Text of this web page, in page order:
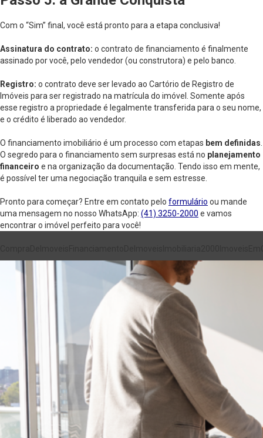
Com o “Sim” final, você está pronto para a etapa conclusiva!
Assinatura do contrato: o contrato de financiamento é finalmente
assinado por você, pelo vendedor (ou construtora) e pelo banco.
Registro: o contrato deve ser levado ao Cartório de Registro de
Imóveis para ser registrado na matrícula do imóvel. Somente após
esse registro a propriedade é legalmente transferida para o seu nome,
e o crédito é liberado ao vendedor.
O financiamento imobiliário é um processo com etapas bem definidas
O segredo para o financiamento sem surpresas está no planejamento
financeiro e na organização da documentação. Tendo isso em mente,
é possível ter uma negociação tranquila e sem estresse.
Pronto para começar? Entre em contato pelo formulário ou mande
uma mensagem no nosso WhatsApp: (41) 3250-2000 e vamos
encontrar o imóvel perfeito para você!